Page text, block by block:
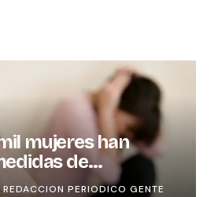
mujeres han
de
REDACCION PERIODICO GENTE